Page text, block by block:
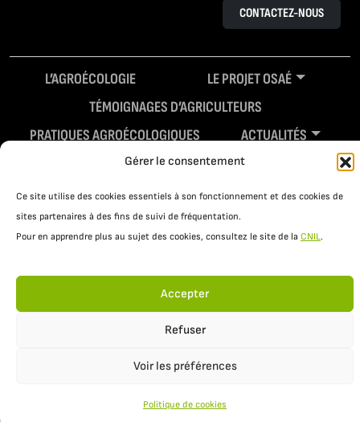
Gérer le consentement
Ce site utilise des cookies essentiels à son fonctionnement et des cookies de
sites partenaires à des fins de suivi de fréquentation.
Pour en apprendre plus au sujet des cookies, consultez le site de la CNIL.
Accepter
Refuser
Voir les préférences
Politique de cookies
CONTACTEZ-NOUS
L’AGROÉCOLOGIE
LE PROJET OSAÉ
TÉMOIGNAGES D’AGRICULTEURS
PRATIQUES AGROÉCOLOGIQUES
ACTUALITÉS
RESSOURCES
Politique de confidentialité